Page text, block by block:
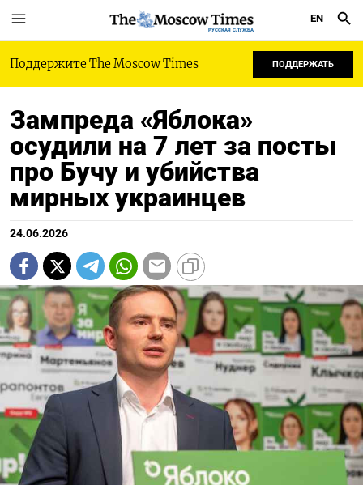
РУССКАЯ СЛУЖБА
EN
Поддержите The Moscow Times ПОДДЕРЖАТЬ
Зампреда «Яблока»
осудили на 7 лет за посты
про Бучу и убийства
мирных украинцев
24.06.2026